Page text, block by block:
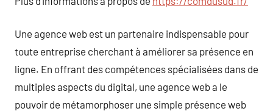
Une agence web est un partenaire indispensable pour
toute entreprise cherchant à améliorer sa présence en
ligne. En offrant des compétences spécialisées dans de
multiples aspects du digital, une agence web a le
pouvoir de métamorphoser une simple présence web